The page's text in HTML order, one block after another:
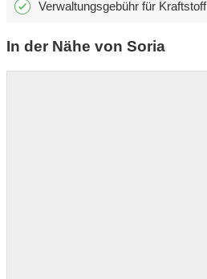
Verwaltungsgebühr für Kraftstoff
In der Nähe von Soria